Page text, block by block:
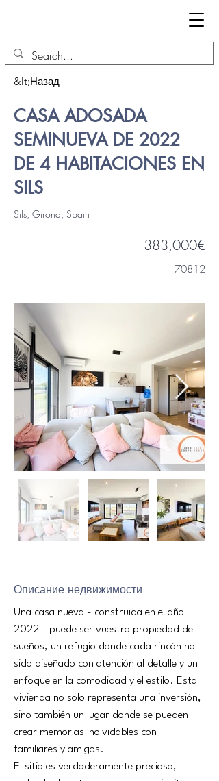
&lt;Назад
CASA ADOSADA
SEMINUEVA DE 2022
DE 4 HABITACIONES EN
SILS
Sils, Girona, Spain
383,000€
70812
Описание недвижимости
Una casa nueva - construida en el año
2022 - puede ser vuestra propiedad de
sueños, un refugio donde cada rincón ha
sido diseñado con atención al detalle y un
enfoque en la comodidad y el estilo. Esta
vivienda no solo representa una inversión,
sino también un lugar donde se pueden
crear memorias inolvidables con
familiares y amigos.
El sitio es verdaderamente precioso,